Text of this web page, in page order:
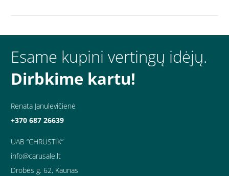
Esame kupini vertingų idėjų.
Dirbkime kartu!
Renata Janulevičienė
+370 687 26639
UAB “CHRUSTIK”
info@carusale.lt
Drobės g. 62, Kaunas